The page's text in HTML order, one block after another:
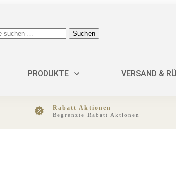
Suchen
PRODUKTE VERSAND &
Rabatt Aktionen
Begrenzte Rabatt Aktionen